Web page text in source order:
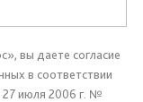
вы даете согласие
в соответствии
27 июля 2006 г. №